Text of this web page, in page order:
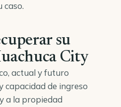
caso.
su
City
actual y futuro
capacidad de ingreso
a la propiedad